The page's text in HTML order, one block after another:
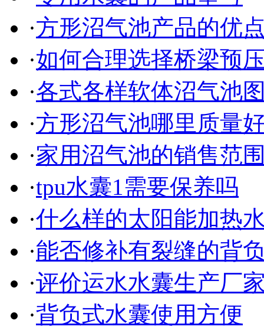
·方形沼气池产品的优
·如何合理选择桥梁预
·各式各样软体沼气池
·方形沼气池哪里质量
·家用沼气池的销售范
·tpu水囊1需要保养吗
·什么样的太阳能加热
·能否修补有裂缝的背
·评价运水水囊生产厂
·背负式水囊使用方便